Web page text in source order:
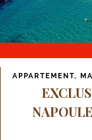
APPARTEMENT,